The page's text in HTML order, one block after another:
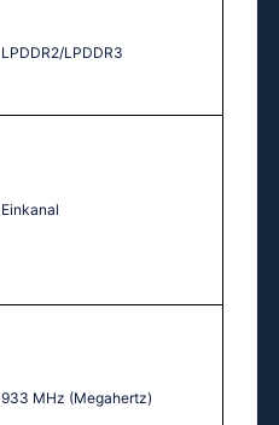
LPDDR2/LPDDR3
Einkanal
933 MHz (Megahertz)